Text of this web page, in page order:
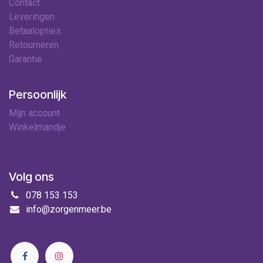
Contact
Leveringen
Betaalopties
Retourneren
Garantie
Persoonlijk
Mijn account
Winkelmandje
Volg ons
078 153 153
info@zorgenmeer.be